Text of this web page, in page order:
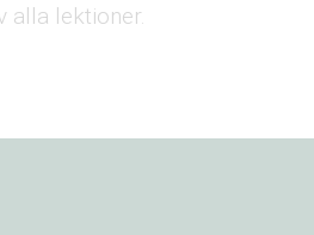
alla lektioner.